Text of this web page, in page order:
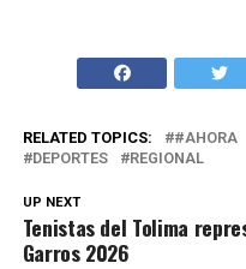
RELATED TOPICS: #AHORA
DEPORTES
REGIONAL
UP NEXT
Tenistas del Tolima
Garros 2026